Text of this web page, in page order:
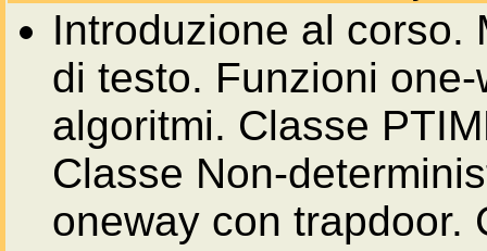
Introduzione al corso.
di testo. Funzioni
algoritmi. Classe
Classe Non-
oneway con trapdoor.